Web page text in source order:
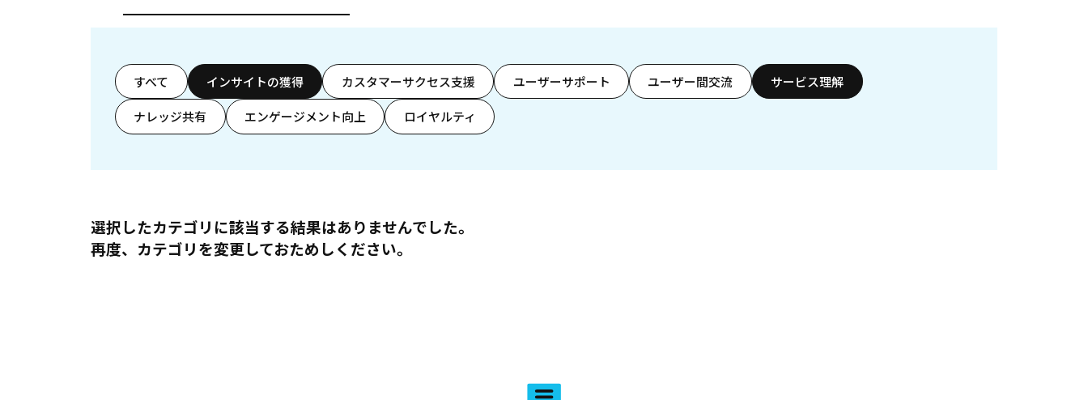
すべて インサイトの獲得 カスタマーサクセス支援 ユーザーサポート ユーザー間交流 サービス理解
ナレッジ共有 エンゲージメント向上 ロイヤルティ
選択したカテゴリに該当する結果はありませんでした。
再度、カテゴリを変更しておためしください。